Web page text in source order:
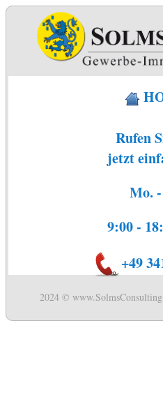
Rufen
jetzt
Mo.
9:00 -
+49
2024 ©